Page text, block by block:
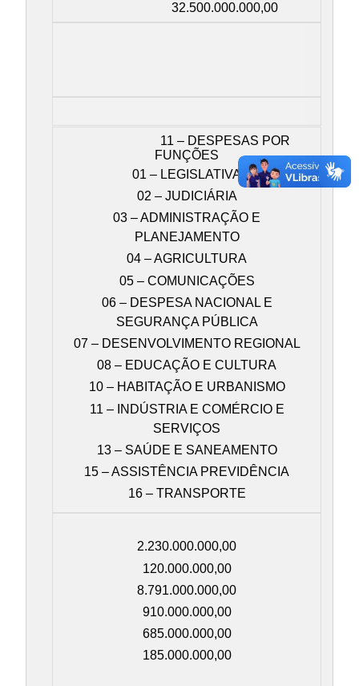
32.500.000.000,00
11 – DESPESAS POR
FUNÇÕES
01 – LEGISLATIVA
02 – JUDICIÁRIA
03 – ADMINISTRAÇÃO E
PLANEJAMENTO
04 – AGRICULTURA
05 – COMUNICAÇÕES
06 – DESPESA NACIONAL E
SEGURANÇA PÚBLICA
07 – DESENVOLVIMENTO REGIONAL
08 – EDUCAÇÃO E CULTURA
10 – HABITAÇÃO E URBANISMO
11 – INDÚSTRIA E COMÉRCIO E
SERVIÇOS
13 – SAÚDE E SANEAMENTO
15 – ASSISTÊNCIA PREVIDÊNCIA
16 – TRANSPORTE
2.230.000.000,00
120.000.000,00
8.791.000.000,00
910.000.000,00
685.000.000,00
185.000.000,00